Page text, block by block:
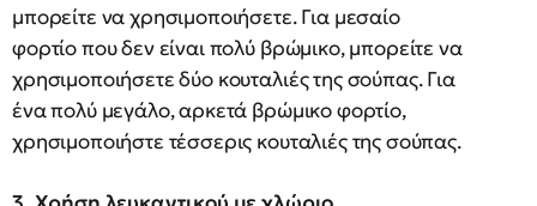
μπορείτε να χρησιμοποιήσετε. Για μεσαίο
φορτίο που δεν είναι πολύ βρώμικο, μπορείτε να
χρησιμοποιήσετε δύο κουταλιές της σούπας. Για
ένα πολύ μεγάλο, αρκετά βρώμικο φορτίο,
χρησιμοποιήστε τέσσερις κουταλιές της σούπας.